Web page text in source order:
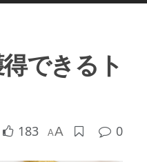
できるト
183 AA 0